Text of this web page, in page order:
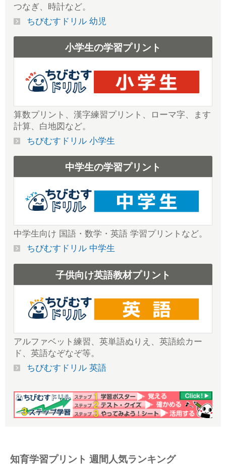
つなぎ、時計など。
ちびむすドリル 幼児
小学生の学習プリント
算数プリント、漢字練習プリント、ローマ字、ます
計算、白地図など。
ちびむすドリル 小学生
中学生の学習プリント
中学生向け 国語・数学・英語 学習プリントなど。
ちびむすドリル 中学生
子供向け英語教材プリント
アルファベット練習、英単語ぬりえ、英語絵カー
ド、英語なぞなぞ等。
ちびむすドリル 英語
知育学習プリント 週間人気ランキング